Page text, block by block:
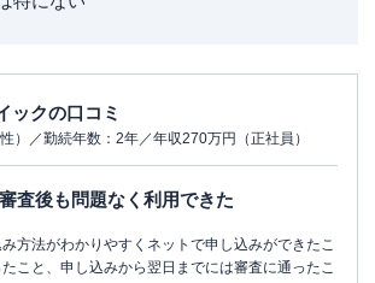
ックの口コミ
）／勤続年数：2年／年収270万円（正社員）
査後も問題なく利用できた
方法がわかりやすくネットで申し込みができたこ
こと、申し込みから翌日までには審査に通ったこ